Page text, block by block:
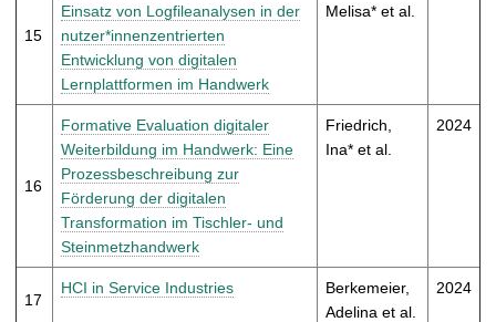
15
Einsatz von Logfileanalysen in der
nutzer*innenzentrierten
Entwicklung von digitalen
Lernplattformen im Handwerk
Melisa* et al.
16
Formative Evaluation digitaler
Weiterbildung im Handwerk: Eine
Prozessbeschreibung zur
Förderung der digitalen
Transformation im Tischler- und
Steinmetzhandwerk
Friedrich,
Ina* et al.
2024
17
HCI in Service Industries
Berkemeier,
Adelina et al.
2024